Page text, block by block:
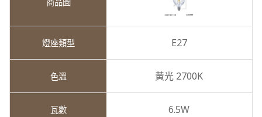
E27
黃光 2700K
6.5W